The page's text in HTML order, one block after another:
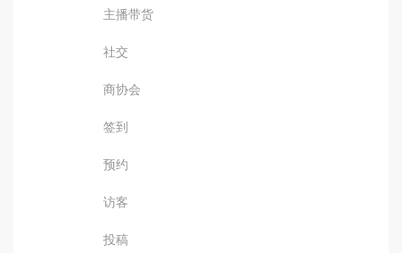
主播带货
社交
商协会
签到
预约
访客
投稿